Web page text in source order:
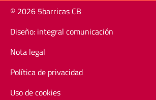
© 2026 5barricas CB
Diseño: integral comunicación
Nota legal
Política de privacidad
Uso de cookies